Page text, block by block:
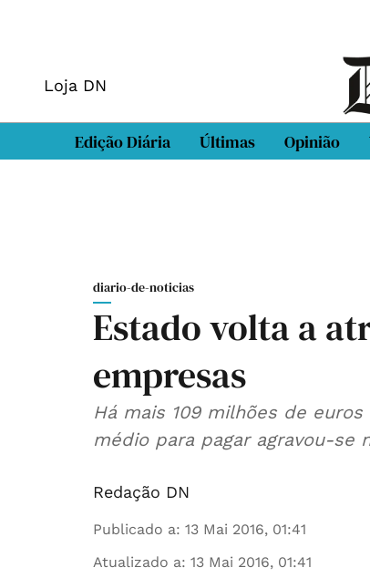
Loja DN
Edição Diária Últimas Opinião
diario-de-noticias
Estado volta a
empresas
Há mais 109 milhões de
médio para pagar agravou-se
Redação DN
Publicado a: 13 Mai 2016, 01:41
Atualizado a: 13 Mai 2016, 01:41